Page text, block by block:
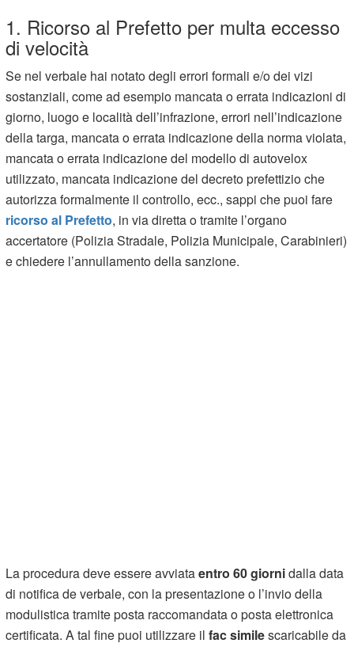
1. Ricorso al Prefetto per multa eccesso
di velocità
Se nel verbale hai notato degli errori formali e/o dei vizi
sostanziali, come ad esempio mancata o errata indicazioni di
giorno, luogo e località dell’infrazione, errori nell’indicazione
della targa, mancata o errata indicazione della norma violata,
mancata o errata indicazione del modello di autovelox
utilizzato, mancata indicazione del decreto prefettizio che
autorizza formalmente il controllo, ecc., sappi che puoi fare
ricorso al Prefetto, in via diretta o tramite l’organo
accertatore (Polizia Stradale, Polizia Municipale, Carabinieri)
e chiedere l’annullamento della sanzione.
La procedura deve essere avviataentro 60 giornidalla data
di notifica de verbale, con la presentazione o l’invio della
modulistica tramite posta raccomandata o posta elettronica
certificata. A tal fine puoi utilizzare ilfac similescaricabile da